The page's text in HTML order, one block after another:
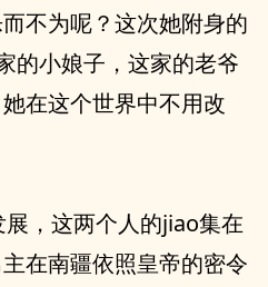
个世界中‮用不‬改
，这两个人的jiao集在